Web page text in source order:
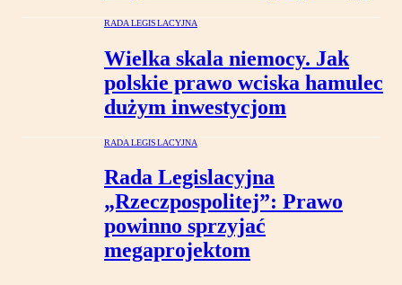
RADA LEGISLACYJNA
Wielka skala niemocy. Jak
polskie prawo wciska hamulec
dużym inwestycjom
RADA LEGISLACYJNA
Rada Legislacyjna
„Rzeczpospolitej”: Prawo
powinno sprzyjać
megaprojektom